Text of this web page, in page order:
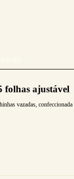
folhas ajustável
vazadas,